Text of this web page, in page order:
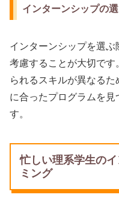
インターンシップの
インターンシップを選
考慮することが大切で
られるスキルが異なる
に合ったプログラムを見
す。
忙しい理系学生の
ミング